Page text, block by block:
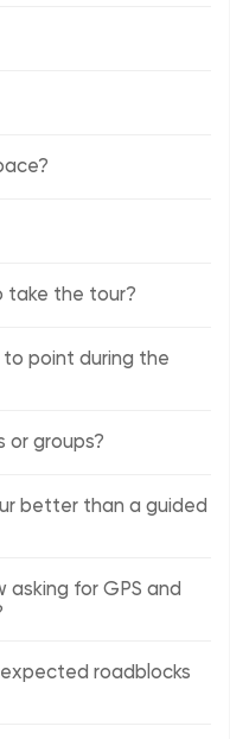
take the tour?
point during the
or groups?
better than a guided
asking for GPS and
roadblocks